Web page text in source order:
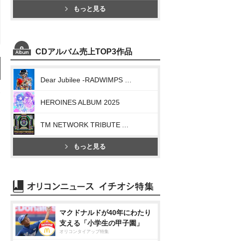
もっと見る
CDアルバム売上TOP3作品
HEROINES ALBUM 2025
もっと見る
マクドナルドが40年にわたり
支える「小学生の甲子園」
オリコンタイアップ特集